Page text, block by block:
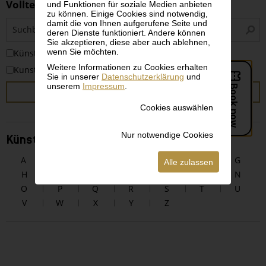
und Funktionen für soziale Medien anbieten
zu können. Einige Cookies sind notwendig,
damit die von Ihnen aufgerufene Seite und
deren Dienste funktioniert. Andere können
Sie akzeptieren, diese aber auch ablehnen,
wenn Sie möchten.
Weitere Informationen zu Cookies erhalten
Sie in unserer Datenschutzerklärung und
unserem Impressum
Cookies auswählen
Nur notwendige Cookies
Alle zulassen
Volltextsuche
KünstlerInnen
Kunstwerke
SUCHEN
KünstlerInnen alphabetisch
A E F
G
H
L M
N
O
P Q R S T
U
V
W X Y Z